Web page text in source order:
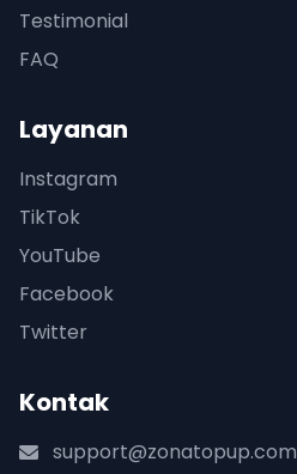
Testimonial
FAQ
Layanan
Instagram
TikTok
YouTube
Facebook
Twitter
Kontak
support@zonatopup.com